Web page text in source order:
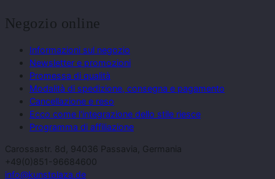
Negozio online
Informazioni sul negozio
Newsletter e promozioni
Promessa di qualità
Modalità di spedizione, consegna e pagamento
Cancellazione e reso
Ecco come l'integrazione dello stile riesce
Programma di affiliazione
Carossastr. 8d, 94036 Passavia, Germania
+49(0)851-96684600
info@kunstplaza.de